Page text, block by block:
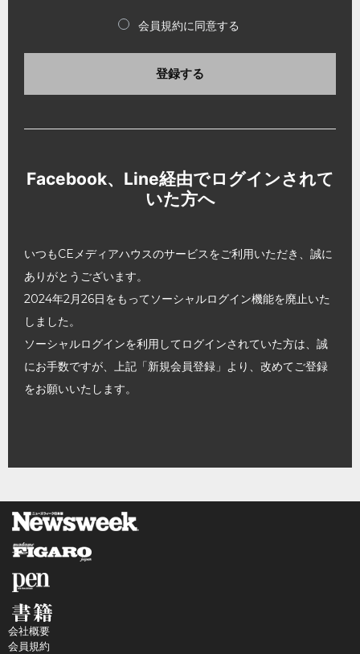
会員規約に同意する
登録する
Facebook、Line経由でログインされて
いた方へ
いつもCEメディアハウスのサービスをご利用いただき、誠に
ありがとうございます。
2024年2月26日をもってソーシャルログイン機能を廃止いた
しました。
ソーシャルログインを利用してログインされていた方は、誠
にお手数ですが、上記「新規会員登録」より、改めてご登録
をお願いいたします。
会社概要
会員規約